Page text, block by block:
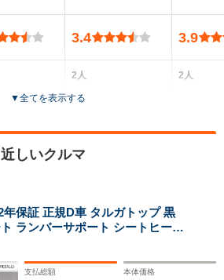
全高
1.15m
全幅
1.4m
3.4
2人
2ドア
全幅
1.7m
3.9
2人
▼全てを表示する
しいクルマ
保証 正規D車 タルガトップ 黒
ランバーサポート シートヒータ
純正18&19AW スマートキー&プ
CD キセノン マグネティックラ
支払総額 本体価格